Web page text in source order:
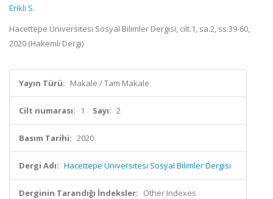
Erikli S.
Hacettepe Üniversitesi Sosyal Bilimler Dergisi, cilt.1, sa.2, ss.39-60,
2020 (Hakemli Dergi)
Yayın Türü: Makale / Tam Makale
Cilt numarası: 1 Sayı: 2
Basım Tarihi: 2020
Dergi Adı: Hacettepe Üniversitesi Sosyal Bilimler Dergisi
Derginin Tarandığı İndeksler: Other Indexes